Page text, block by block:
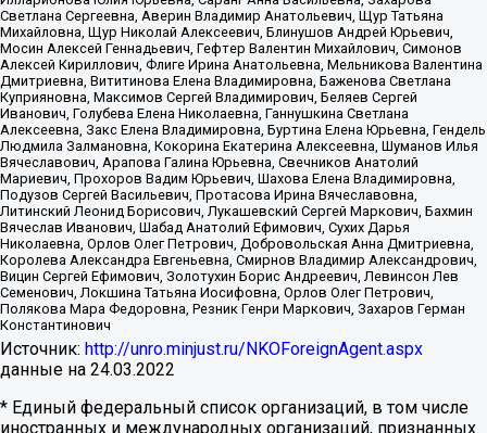
Светлана Сергеевна, Аверин Владимир Анатольевич, Щур Татьяна
Михайловна, Щур Николай Алексеевич, Блинушов Андрей Юрьевич,
Мосин Алексей Геннадьевич, Гефтер Валентин Михайлович, Симонов
Алексей Кириллович, Флиге Ирина Анатольевна, Мельникова Валентина
Дмитриевна, Вититинова Елена Владимировна, Баженова Светлана
Куприяновна, Максимов Сергей Владимирович, Беляев Сергей
Иванович, Голубева Елена Николаевна, Ганнушкина Светлана
Алексеевна, Закс Елена Владимировна, Буртина Елена Юрьевна, Гендель
Людмила Залмановна, Кокорина Екатерина Алексеевна, Шуманов Илья
Вячеславович, Арапова Галина Юрьевна, Свечников Анатолий
Мариевич, Прохоров Вадим Юрьевич, Шахова Елена Владимировна,
Подузов Сергей Васильевич, Протасова Ирина Вячеславовна,
Литинский Леонид Борисович, Лукашевский Сергей Маркович, Бахмин
Вячеслав Иванович, Шабад Анатолий Ефимович, Сухих Дарья
Николаевна, Орлов Олег Петрович, Добровольская Анна Дмитриевна,
Королева Александра Евгеньевна, Смирнов Владимир Александрович,
Вицин Сергей Ефимович, Золотухин Борис Андреевич, Левинсон Лев
Семенович, Локшина Татьяна Иосифовна, Орлов Олег Петрович,
Полякова Мара Федоровна, Резник Генри Маркович, Захаров Герман
Константинович
Источник: http://unro.minjust.ru/NKOForeignAgent.aspx
данные на 24.03.2022
* Единый федеральный список организаций, в том числе
иностранных и международных организаций, признанных